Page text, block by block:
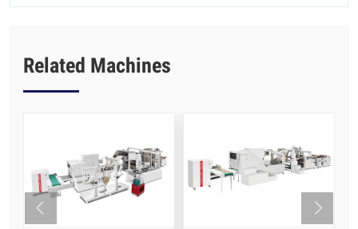
Related Machines